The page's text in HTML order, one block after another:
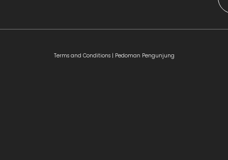
Terms and Conditions | Pedoman Pengunjung